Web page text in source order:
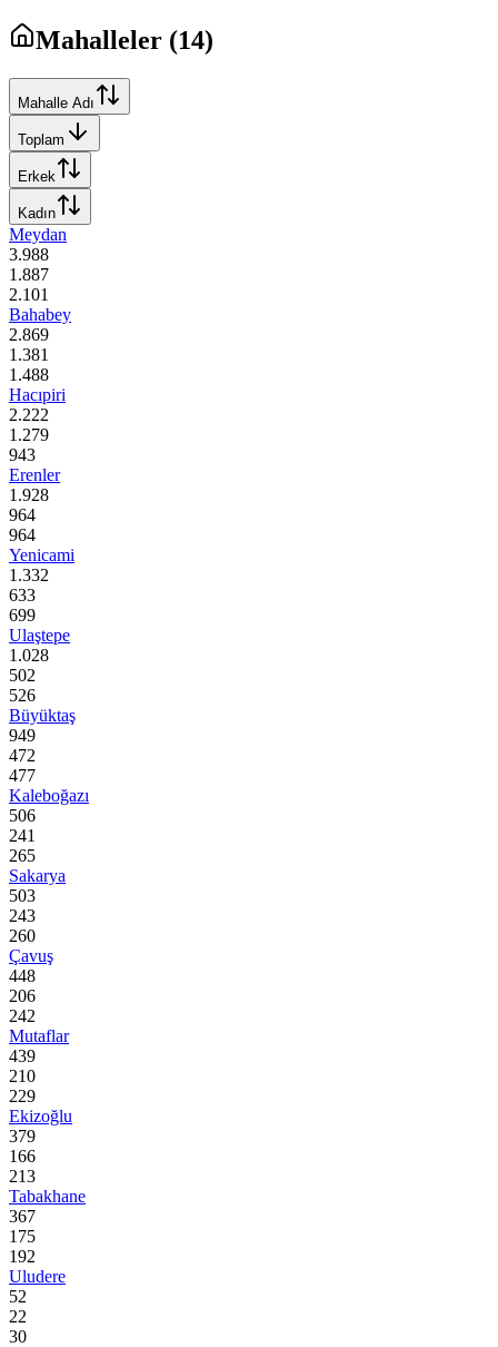
Mahalleler (14)
Mahalle Adı
Toplam
Erkek
Kadın
Meydan
3.988
1.887
2.101
Bahabey
2.869
1.381
1.488
Hacıpiri
2.222
1.279
943
Erenler
1.928
964
964
Yenicami
1.332
633
699
Ulaştepe
1.028
502
526
Büyüktaş
949
472
477
Kaleboğazı
506
241
265
Sakarya
503
243
260
Çavuş
448
206
242
Mutaflar
439
210
229
Ekizoğlu
379
166
213
Tabakhane
367
175
192
Uludere
52
22
30